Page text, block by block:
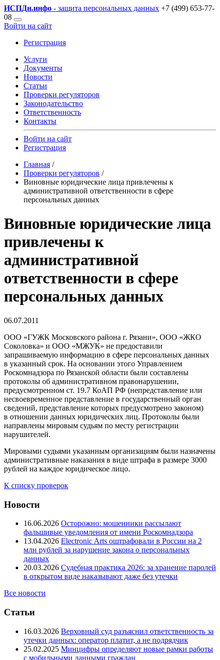
ИСПДн.инфо - защита персональных данных +7 (499) 653-77-
08
Войти на сайт
Регистрация
Услуги
Документы
Новости
Статьи
Проверки регуляторов
Законодательство
Ответственность
Контакты
Войти на сайт
Регистрация
Главная /
Проверки регуляторов /
Виновные юридические лица привлечены к
административной ответственности в сфере
персональных данных
Виновные юридические лица
привлечены к
административной
ответственности в сфере
персональных данных
06.07.2011
ООО «ГУЖК Московского района г. Рязани», ООО «ЖКО
Соколовка» и ООО «МЖУК» не предоставили
запрашиваемую информацию в сфере персональных данных
в указанный срок. На основании этого Управлением
Роскомнадзора по Рязанской области были составлены
протоколы об административном правонарушении,
предусмотренном ст. 19.7 КоАП РФ (непредставление или
несвоевременное представление в государственный орган
сведений, представление которых предусмотрено законом)
в отношении данных юридических лиц. Протоколы были
направлены мировым судьям по месту регистрации
нарушителей.
Мировыми судьями указанным организациям были назначены
административные наказания в виде штрафа в размере 3000
рублей на каждое юридическое лицо.
К списку проверок
Новости
16.06.2026 Осторожно: мошенники рассылают
фальшивые уведомления от имени Роскомнадзора
13.04.2026 Electronic Arts оштрафовали в России на 2
млн рублей за нарушение закона о персональных
данных
20.03.2026 Судебная практика 2026: за хранение паролей
в открытом виде наказывают даже без утечки
Все новости
Статьи
16.03.2026 Верховный суд разъяснил ответственность за
утечки данных: оператор платит, а не подрядчик
25.02.2025 Минцифры определяют новые рамки работы
с мобильными данными граждан